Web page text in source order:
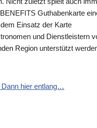
Guthabenkarte
Einsatz der Karte
und Dienstleistern
Region unterstützt
Dann hier entlang…